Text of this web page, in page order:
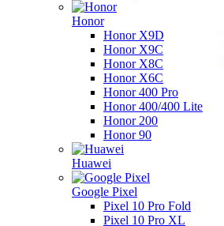
Honor
Honor X9D
Honor X9C
Honor X8C
Honor X6C
Honor 400 Pro
Honor 400/400 Lite
Honor 200
Honor 90
Huawei
Google Pixel
Pixel 10 Pro Fold
Pixel 10 Pro XL